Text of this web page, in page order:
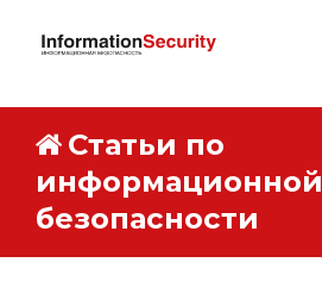
Статьи по
информационной
безопасности